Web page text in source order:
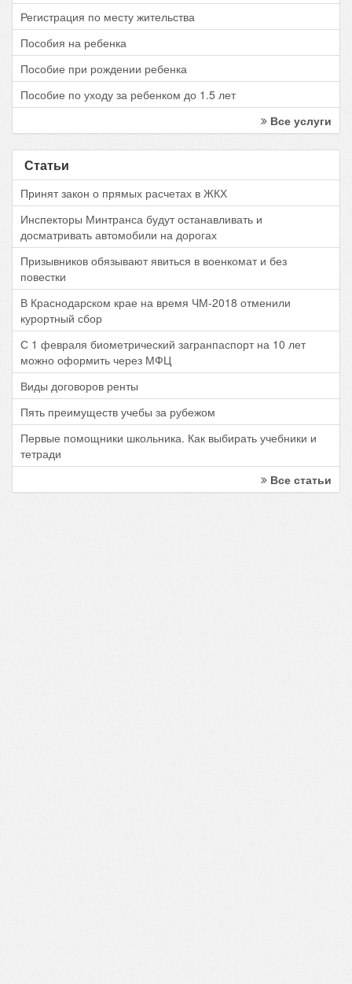
Регистрация по месту жительства
Пособия на ребенка
Пособие при рождении ребенка
Пособие по уходу за ребенком до 1.5 лет
Все услуги
Статьи
Принят закон о прямых расчетах в ЖКХ
Инспекторы Минтранса будут останавливать и
досматривать автомобили на дорогах
Призывников обязывают явиться в военкомат и без
повестки
В Краснодарском крае на время ЧМ-2018 отменили
курортный сбор
С 1 февраля биометрический загранпаспорт на 10 лет
можно оформить через МФЦ
Виды договоров ренты
Пять преимуществ учебы за рубежом
Первые помощники школьника. Как выбирать учебники и
тетради
Все статьи